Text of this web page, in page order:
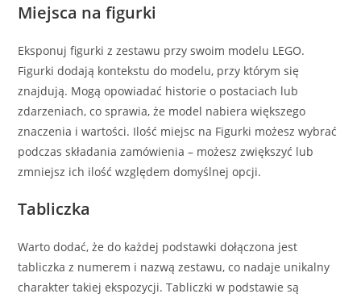
Miejsca na figurki
Eksponuj figurki z zestawu przy swoim modelu LEGO.
Figurki dodają kontekstu do modelu, przy którym się
znajdują. Mogą opowiadać historie o postaciach lub
zdarzeniach, co sprawia, że model nabiera większego
znaczenia i wartości. Ilość miejsc na Figurki możesz wybrać
podczas składania zamówienia – możesz zwiększyć lub
zmniejsz ich ilość względem domyślnej opcji.
Tabliczka
Warto dodać, że do każdej podstawki dołączona jest
tabliczka z numerem i nazwą zestawu, co nadaje unikalny
charakter takiej ekspozycji. Tabliczki w podstawie są